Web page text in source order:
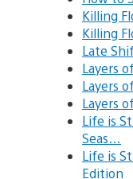
Killing
Killing
Late
Layers
Layers
Layers
Life is
Seas…
Life is
Edition